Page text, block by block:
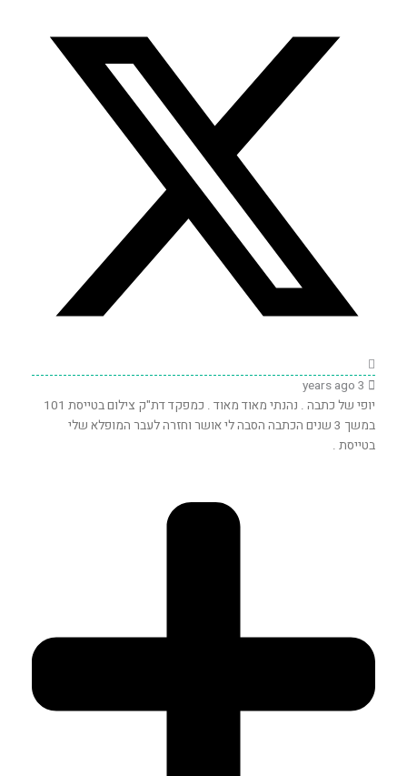
יופי של כתבה . נהנתי מאוד מאוד . כמפקד דת"ק צילום בטייסת 101
במשך 3 שנים הכתבה הסבה לי אושר וחזרה לעבר המופלא שלי
בטייסת .